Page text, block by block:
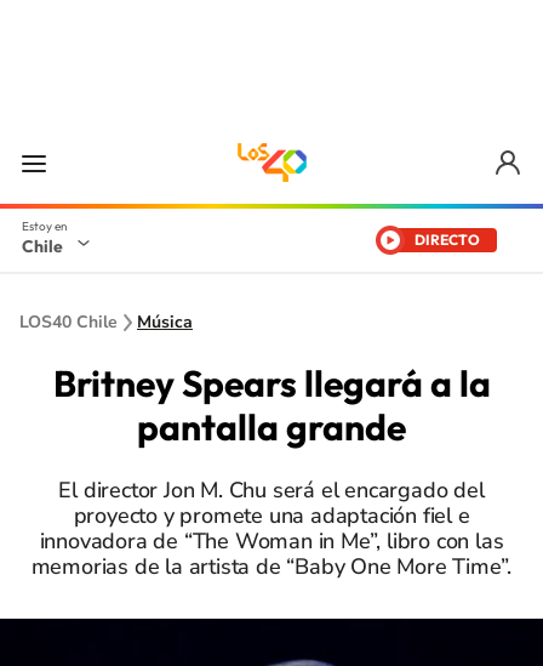
Chile DIRECTO
LOS40 Chile Música
Britney Spears llegará a la
pantalla grande
El director Jon M. Chu será el encargado del
proyecto y promete una adaptación fiel e
innovadora de “The Woman in Me”, libro con las
memorias de la artista de “Baby One More Time”.